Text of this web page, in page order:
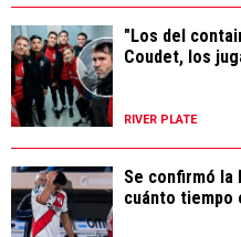
"Los del
Coudet, los
RIVER PLATE
Se confirmó la
cuánto tiempo